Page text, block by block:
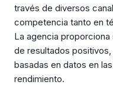
través de diversos
competencia tanto en
La agencia
de resultados
basadas en datos en
rendimiento.